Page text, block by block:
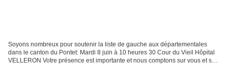
Soyons nombreux pour soutenir la liste de gauche aux départementales
dans le canton du Pontet: Mardi 8 juin à 10 heures 30 Cour du Vieil Hôpital
VELLERON Votre présence est importante et nous comptons sur vous et sur